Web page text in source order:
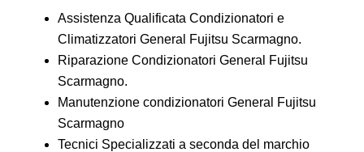
Assistenza Qualificata Condizionatori e
Climatizzatori General Fujitsu Scarmagno.
Riparazione Condizionatori General Fujitsu
Scarmagno.
Manutenzione condizionatori General Fujitsu
Scarmagno
Tecnici Specializzati a seconda del marchio